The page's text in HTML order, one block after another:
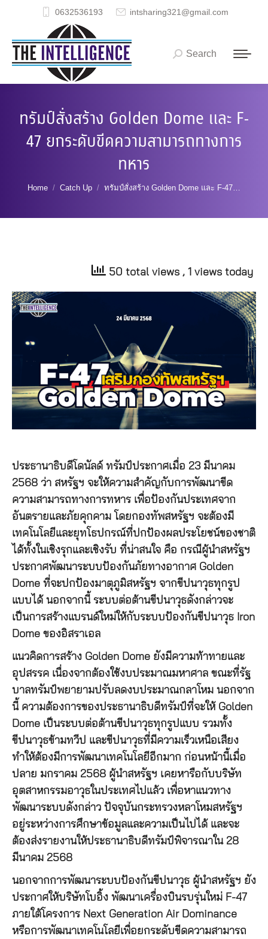
0632536193 intsharing321@gmail.com
Search:
Search
ทรัมป์สั่งสร้าง Golden Dome และ F-
47 ยกระดับขีดความสามารถทางการ
ทหาร
You are here:
Home Catch Up ทรัมป์สั่งสร้าง Golden Dome และ F-47…
50 total views , 1 views today
ประธานาธิบดีโดนัลด์ ทรัมป์ประกาศเมื่อ 23 มีนาคม
2568 ว่า สหรัฐฯ จะให้ความสำคัญกับการพัฒนาขีด
ความสามารถทางการทหาร เพื่อป้องกันประเทศจาก
อันตรายและภัยคุกคาม โดยกองทัพสหรัฐฯ จะต้องมี
เทคโนโลยีและยุทโธปกรณ์ที่ปกป้องผลประโยชน์ของชาติ
ได้ทั้งในเชิงรุกและเชิงรับ ที่น่าสนใจ คือ กรณีผู้นำสหรัฐฯ
ประกาศพัฒนาระบบป้องกันภัยทางอากาศ Golden
Dome ที่จะปกป้องมาตุภูมิสหรัฐฯ จากขีปนาวุธทุกรูป
แบบได้ นอกจากนี้ ระบบต่อต้านขีปนาวุธดังกล่าวจะ
เป็นการสร้างแบรนด์ใหม่ให้กับระบบป้องกันขีปนาวุธ Iron
Dome ของอิสราเอล
แนวคิดการสร้าง Golden Dome ยังมีความท้าทายและ
อุปสรรค เนื่องจากต้องใช้งบประมาณมหาศาล ขณะที่รัฐ
บาลทรัมป์พยายามปรับลดงบประมาณกลาโหม นอกจาก
นี้ ความต้องการของประธานาธิบดีทรัมป์ที่จะให้ Golden
Dome เป็นระบบต่อต้านขีปนาวุธทุกรูปแบบ รวมทั้ง
ขีปนาวุธข้ามทวีป และขีปนาวุธที่มีความเร็วเหนือเสียง
ทำให้ต้องมีการพัฒนาเทคโนโลยีอีกมาก ก่อนหน้านี้เมื่อ
ปลาย มกราคม 2568 ผู้นำสหรัฐฯ เคยหารือกับบริษัท
อุตสาหกรรมอาวุธในประเทศไปแล้ว เพื่อหาแนวทาง
พัฒนาระบบดังกล่าว ปัจจุบันกระทรวงหลาโหมสหรัฐฯ
อยู่ระหว่างการศึกษาข้อมูลและความเป็นไปได้ และจะ
ต้องส่งรายงานให้ประธานาธิบดีทรัมป์พิจารณาใน 28
มีนาคม 2568
นอกจากการพัฒนาระบบป้องกันขีปนาวุธ ผู้นำสหรัฐฯ ยัง
ประกาศให้บริษัทโบอิ้ง พัฒนาเครื่องบินรบรุ่นใหม่ F-47
ภายใต้โครงการ Next Generation Air Dominance
หรือการพัฒนาเทคโนโลยีเพื่อยกระดับขีดความสามารถ